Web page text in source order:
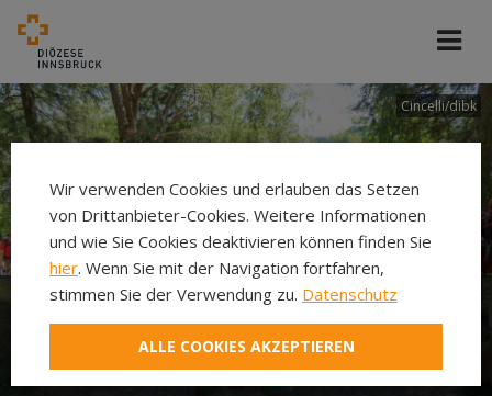
Cincelli/dibk
Neuer Pilgerweg Via
Laudato si’
Wir verwenden Cookies und erlauben das Setzen
von Drittanbieter-Cookies. Weitere Informationen
und wie Sie Cookies deaktivieren können finden Sie
hier. Wenn Sie mit der Navigation fortfahren,
stimmen Sie der Verwendung zu. Datenschutz
ALLE COOKIES AKZEPTIEREN